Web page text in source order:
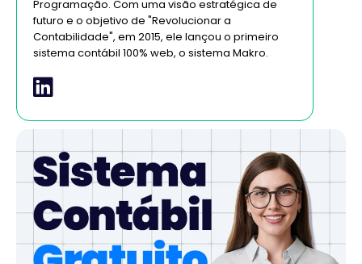
Programação. Com uma visão estratégica de
futuro e o objetivo de "Revolucionar a
Contabilidade", em 2015, ele lançou o primeiro
sistema contábil 100% web, o sistema Makro.